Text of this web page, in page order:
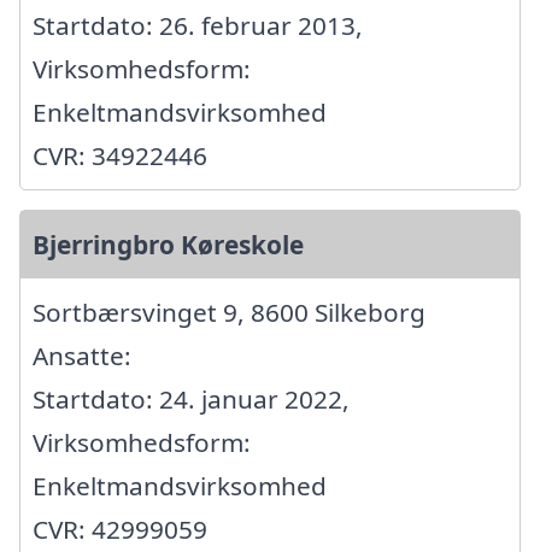
Startdato: 26. februar 2013,
Virksomhedsform:
Enkeltmandsvirksomhed
CVR: 34922446
Bjerringbro Køreskole
Sortbærsvinget 9, 8600 Silkeborg
Ansatte:
Startdato: 24. januar 2022,
Virksomhedsform:
Enkeltmandsvirksomhed
CVR: 42999059